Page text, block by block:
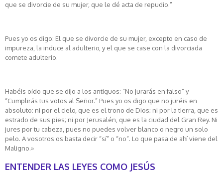
que se divorcie de su mujer, que le dé acta de repudio.”
Pues yo os digo: El que se divorcie de su mujer, excepto en caso de
impureza, la induce al adulterio, y el que se case con la divorciada
comete adulterio.
Habéis oído que se dijo a los antiguos: “No jurarás en falso” y
“Cumplirás tus votos al Señor.” Pues yo os digo que no juréis en
absoluto: ni por el cielo, que es el trono de Dios; ni por la tierra, que es
estrado de sus pies; ni por Jerusalén, que es la ciudad del Gran Rey. Ni
jures por tu cabeza, pues no puedes volver blanco o negro un solo
pelo. A vosotros os basta decir “sí” o “no”. Lo que pasa de ahí viene del
Maligno.»
ENTENDER LAS LEYES COMO JESÚS